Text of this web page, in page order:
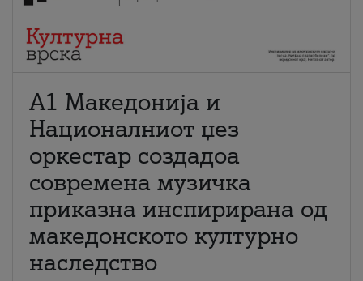
А1 Македонија и
Националниот џез
оркестар создадоа
современа музичка
приказна инспирирана од
македонското културно
наследство